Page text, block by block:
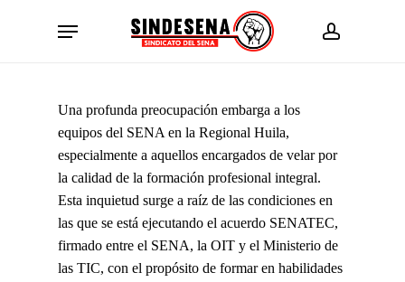
account
Menu
Una profunda preocupación embarga a los
equipos del SENA en la Regional Huila,
especialmente a aquellos encargados de velar por
la calidad de la formación profesional integral.
Esta inquietud surge a raíz de las condiciones en
las que se está ejecutando el acuerdo SENATEC,
firmado entre el SENA, la OIT y el Ministerio de
las TIC, con el propósito de formar en habilidades